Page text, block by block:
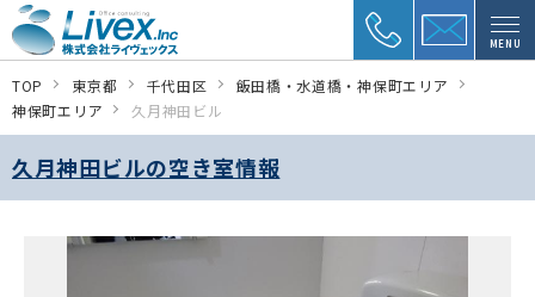
MENU
TOP 東京都 千代田区
飯田橋・水道橋・神保町エリア
神保町エリア
久月神田ビル
久月神田ビルの空き室情報